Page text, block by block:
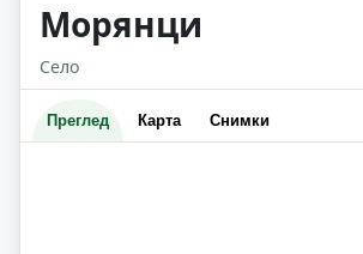
Морянци
Село
Преглед Карта Снимки